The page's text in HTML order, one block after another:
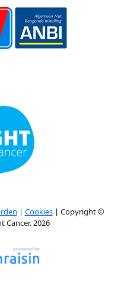
| Cookies| Copyright ©
Cancer. 2026